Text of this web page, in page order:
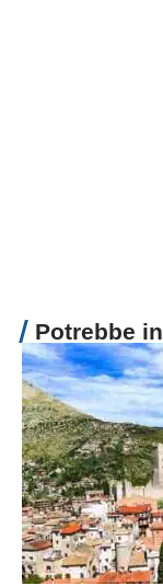
Potrebbe